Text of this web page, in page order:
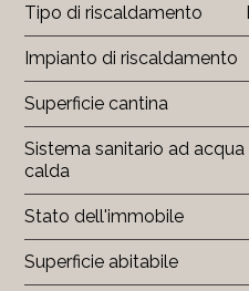
Tipo di riscaldamento
Impianto di riscaldamento
Superficie cantina
Sistema sanitario ad acqua
calda
Stato dell'immobile
Superficie abitabile